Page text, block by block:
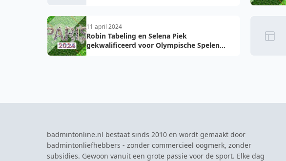
11 april 2024
Robin Tabeling en Selena Piek
gekwalificeerd voor Olympische Spelen
badmintonline.nl bestaat sinds 2010 en wordt gemaakt door
badmintonliefhebbers - zonder commercieel oogmerk, zonder
subsidies. Gewoon vanuit een grote passie voor de sport. Elke dag